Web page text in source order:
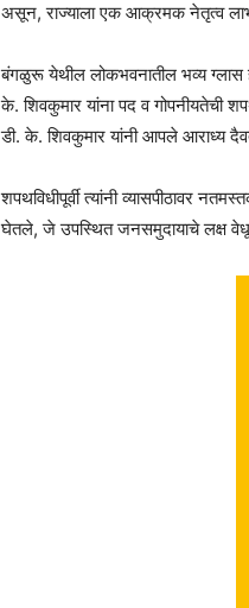
असून, राज्याला एक आक्रमक नेतृत्व
बंगळुरू येथील लोकभवनातील भव्य ग्लास
के. शिवकुमार यांना पद व गोपनीयतेची
डी. के. शिवकुमार यांनी आपले आराध्य
शपथविधीपूर्वी त्यांनी व्यासपीठावर
घेतले, जे उपस्थित जनसमुदायाचे लक्ष